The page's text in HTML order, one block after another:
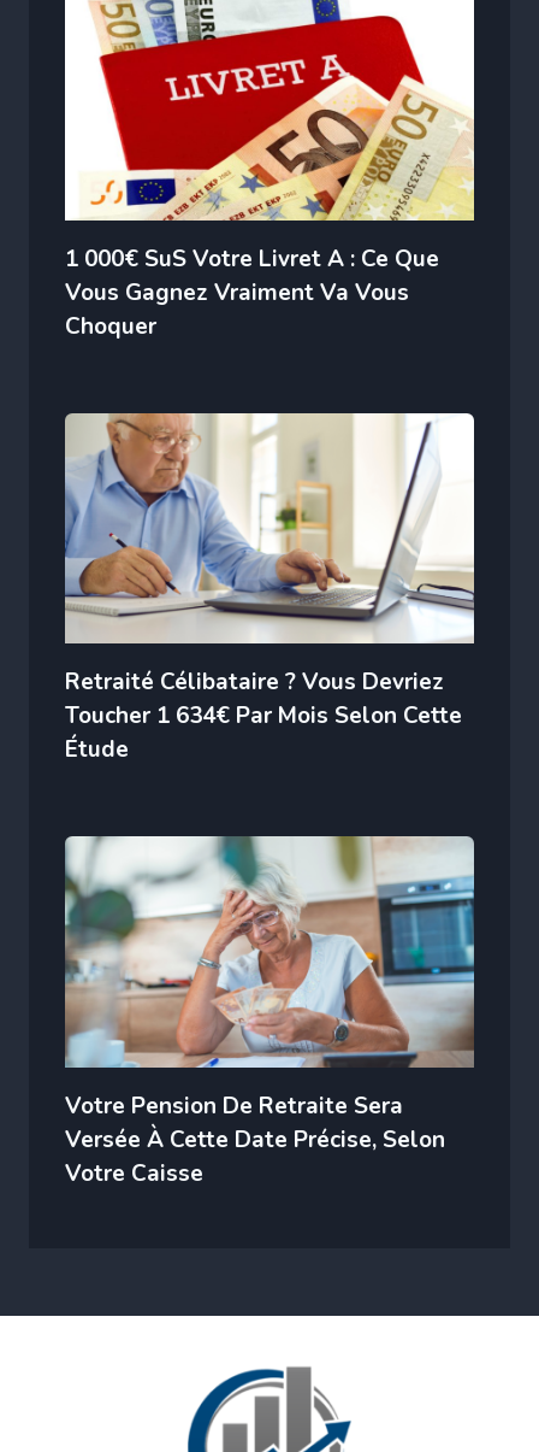
1 000€ SuS Votre Livret A : Ce Que
Vous Gagnez Vraiment Va Vous
Choquer
Retraité Célibataire ? Vous Devriez
Toucher 1 634€ Par Mois Selon Cette
Étude
Votre Pension De Retraite Sera
Versée À Cette Date Précise, Selon
Votre Caisse